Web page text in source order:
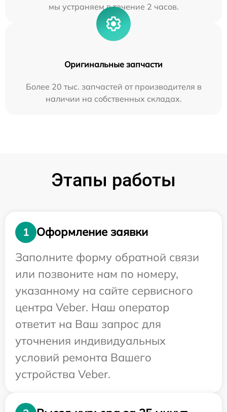
мы устраняем в течение 2 часов.
Оригинальные запчасти
Более 20 тыс. запчастей от производителя в
наличии на собственных складах.
Этапы работы
1
Оформление заявки
Заполните форму обратной связи
или позвоните нам по номеру,
указанному на сайте сервисного
центра Veber. Наш оператор
ответит на Ваш запрос для
уточнения индивидуальных
условий ремонта Вашего
устройства Veber.